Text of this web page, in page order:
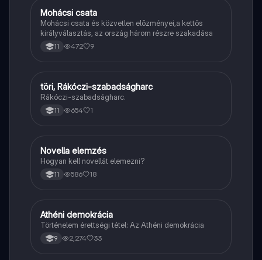
Töri
Mohácsi csata
Mohácsi csata és közvetlen előzményei,a kettős
királyválasztás, az ország három részre szakadása
11 472 9
Töri
töri, Rákóczi-szabadságharc
Rákóczi-szabadságharc.
11 654 1
Magyar
Novella elemzés
Hogyan kell novellát elemezni?
11 586 18
Töri
Athéni demokrácia
Történelem érettségi tétel: Az Athéni demokrácia
9 2,274 33